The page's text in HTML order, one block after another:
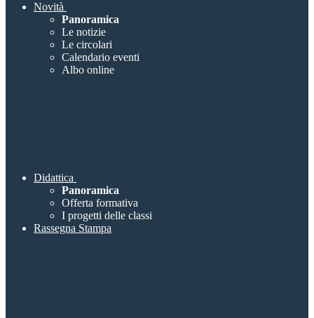
Novità
Panoramica
Le notizie
Le circolari
Calendario eventi
Albo online
Didattica
Panoramica
Offerta formativa
I progetti delle classi
Rassegna Stampa